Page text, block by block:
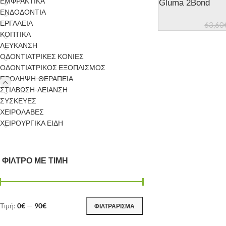
ΕΝΔΟΔΟΝΤΙΑ
ΕΡΓΑΛΕΙΑ
ΚΟΠΤΙΚΑ
ΛΕΥΚΑΝΣΗ
ΟΔΟΝΤΙΑΤΡΙΚΕΣ ΚΟΝΙΕΣ
ΟΔΟΝΤΙΑΤΡΙΚΟΣ ΕΞΟΠΛΙΣΜΟΣ
ΠΡΟΛΗΨΗ-ΘΕΡΑΠΕΙΑ
ΣΤΙΛΒΩΣΗ-ΛΕΙΑΝΣΗ
ΣΥΣΚΕΥΕΣ
ΧΕΙΡΟΛΑΒΕΣ
ΧΕΙΡΟΥΡΓΙΚΑ ΕΙΔΗ
ΦΙΛΤΡΟ ΜΕ ΤΙΜΗ
ΦΙΛΤΡΆΡΙΣΜΑ
Τιμή: 0€ — 90€
Gluma 2Bond
63,60